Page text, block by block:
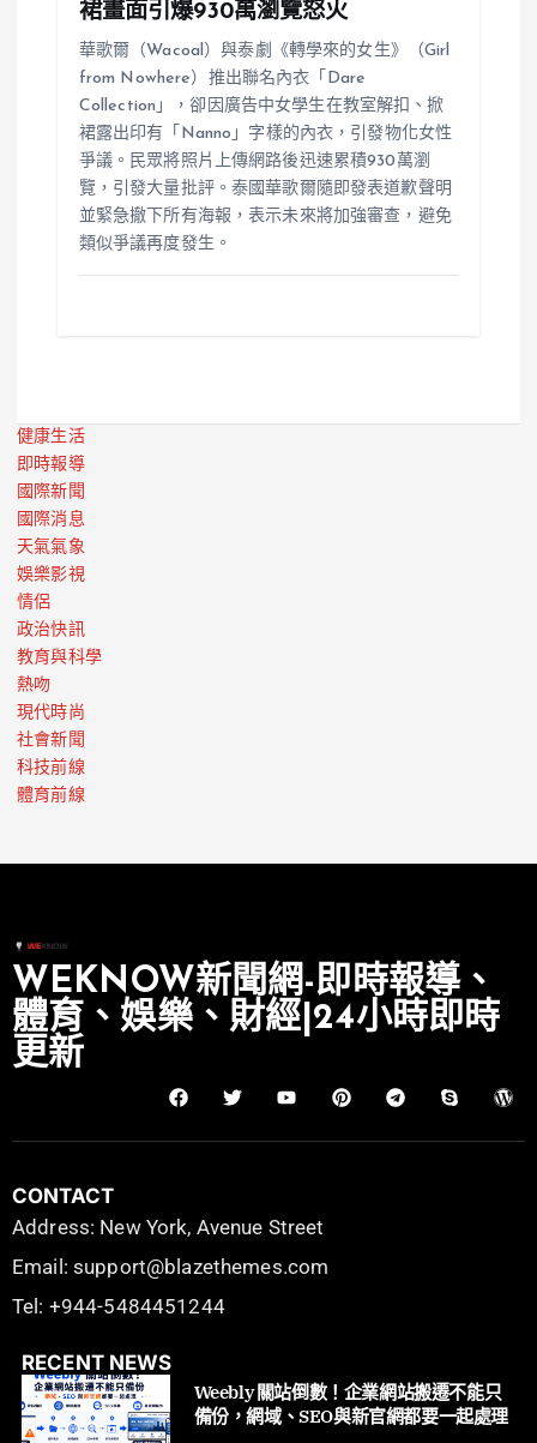
裙畫面引爆930萬瀏覽怒火
華歌爾（Wacoal）與泰劇《轉學來的女生》（Girl
from Nowhere）推出聯名內衣「Dare
Collection」，卻因廣告中女學生在教室解扣、掀
裙露出印有「Nanno」字樣的內衣，引發物化女性
爭議。民眾將照片上傳網路後迅速累積930萬瀏
覽，引發大量批評。泰國華歌爾隨即發表道歉聲明
並緊急撤下所有海報，表示未來將加強審查，避免
類似爭議再度發生。
健康生活
即時報導
國際新聞
國際消息
天氣氣象
娛樂影視
情侶
政治快訊
教育與科學
熱吻
現代時尚
社會新聞
科技前線
體育前線
WEKNOW新聞網-即時報導、
體育、娛樂、財經|24小時即時
更新
CONTACT
Address: New York, Avenue Street
Email: support@blazethemes.com
Tel: +944-5484451244
RECENT NEWS
Weebly 關站倒數！企業網站搬遷不能只
備份，網域、SEO與新官網都要一起處理